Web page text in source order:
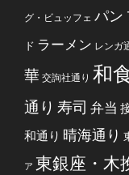
グ・ビュッフェ パン
ド ラーメン レンガ
華 交詢社通り 和
通り 寿司 弁当
和通り 晴海通り
ア 東銀座・木